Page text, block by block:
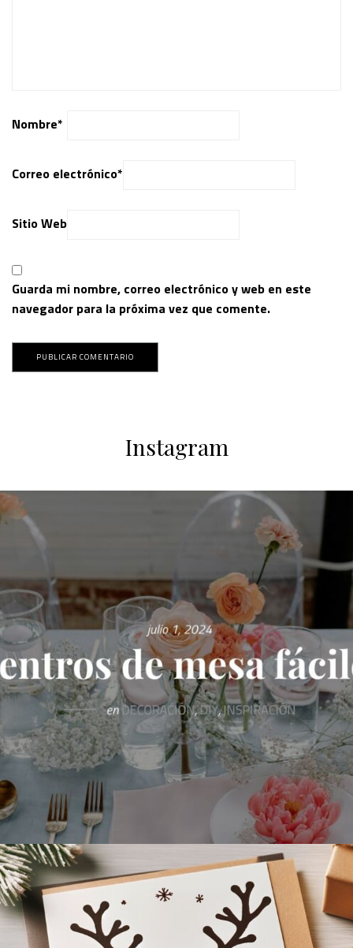
Nombre*
Correo electrónico*
Sitio Web
Guarda mi nombre, correo electrónico y web en este
navegador para la próxima vez que comente.
Instagram